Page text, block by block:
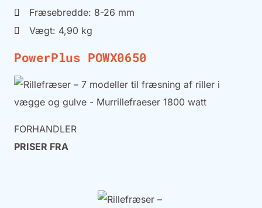
Fræsebredde: 8-26 mm
Vægt: 4,90 kg
PowerPlus POWX0650
FORHANDLER
PRISER FRA